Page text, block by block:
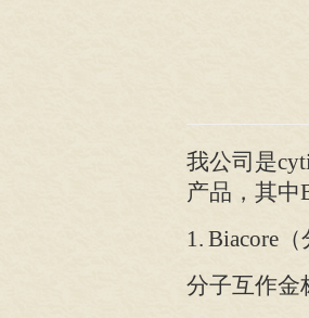
我公司是
产品，其中
1. Biacore
分子互作金